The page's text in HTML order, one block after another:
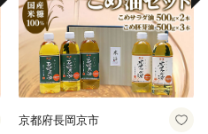
京都府長岡京市